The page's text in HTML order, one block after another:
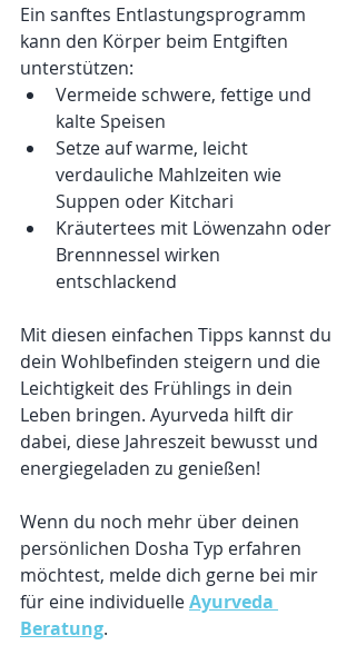
Ein sanftes Entlastungsprogramm
kann den Körper beim Entgiften
unterstützen:
Vermeide schwere, fettige und
kalte Speisen
Setze auf warme, leicht
verdauliche Mahlzeiten wie
Suppen oder Kitchari
Kräutertees mit Löwenzahn oder
Brennnessel wirken
entschlackend
Mit diesen einfachen Tipps kannst du
dein Wohlbefinden steigern und die
Leichtigkeit des Frühlings in dein
Leben bringen. Ayurveda hilft dir
dabei, diese Jahreszeit bewusst und
energiegeladen zu genießen!
Wenn du noch mehr über deinen
persönlichen Dosha Typ erfahren
möchtest, melde dich gerne bei mir
für eine individuelle Ayurveda
Beratung.